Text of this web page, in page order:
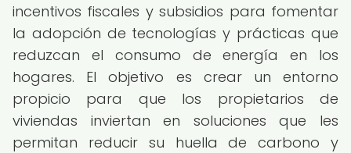
incentivos fiscales y subsidios para fomentar
la adopción de tecnologías y prácticas que
reduzcan el consumo de energía en los
hogares. El objetivo es crear un entorno
propicio para que los propietarios de
viviendas inviertan en soluciones que les
permitan reducir su huella de carbono y